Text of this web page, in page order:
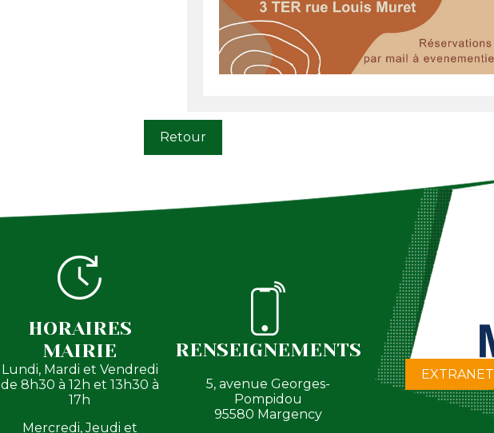
Retour
HORAIRES
MAIRIE
Lundi, Mardi et Vendredi
de 8h30 à 12h et 13h30 à
17h
Mercredi, Jeudi et
RENSEIGNEMENTS
5, avenue Georges-
Pompidou
95580 Margency
EXTRANET